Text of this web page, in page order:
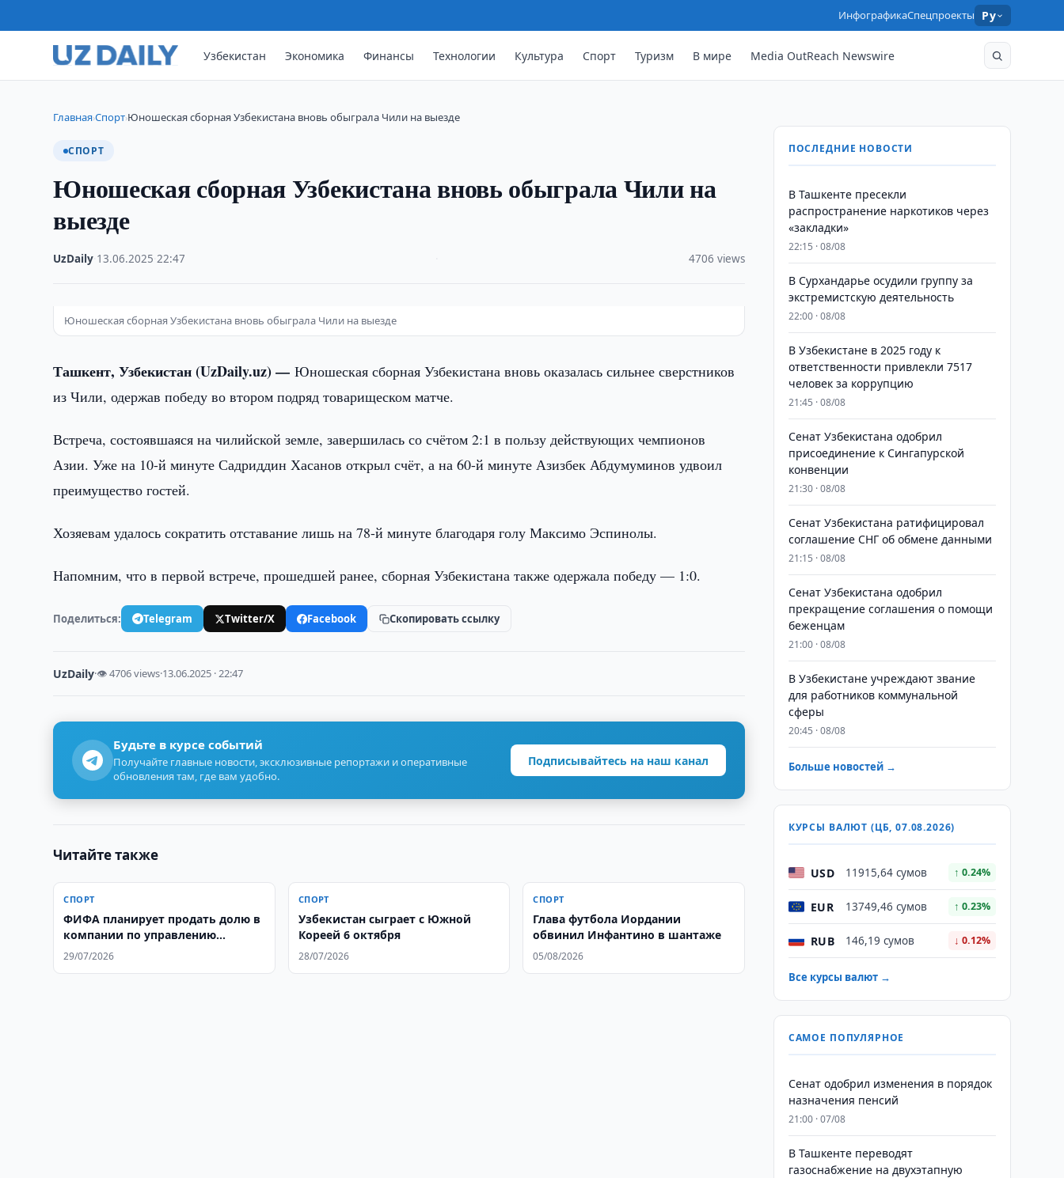
ИнфографикаСпецпроекты Ру
Узбекистан Экономика Финансы Технологии Культура Спорт Туризм В мире Media OutReach Newswire
Главная›Спорт›Юношеская сборная Узбекистана вновь обыграла Чили на выезде
СПОРТ
Юношеская сборная Узбекистана вновь обыграла Чили на
выезде
UzDaily 13.06.2025 ·22:47 4706 views
Юношеская сборная Узбекистана вновь обыграла Чили на выезде
Ташкент, Узбекистан (UzDaily.uz) —Юношеская сборная Узбекистана вновь оказалась сильнее сверстников
из Чили, одержав победу во втором подряд товарищеском матче.
Встреча, состоявшаяся на чилийской земле, завершилась со счётом 2:1 в пользу действующих чемпионов
Азии. Уже на 10-й минуте Садриддин Хасанов открыл счёт, а на 60-й минуте Азизбек Абдумуминов удвоил
преимущество гостей.
Хозяевам удалось сократить отставание лишь на 78-й минуте благодаря голу Максимо Эспинолы.
Напомним, что в первой встрече, прошедшей ранее, сборная Узбекистана также одержала победу — 1:0.
Поделиться: Telegram Twitter/X Facebook Скопировать ссылку
UzDaily·👁 4706 views·13.06.2025 · 22:47
Будьте в курсе событий
Получайте главные новости, эксклюзивные репортажи и оперативные
обновления там, где вам удобно.
Подписывайтесь на наш канал
Читайте также
СПОРТ
ФИФА планирует продать долю в
компании по управлению
турнирами
29/07/2026
СПОРТ
Узбекистан сыграет с Южной
Кореей 6 октября
28/07/2026
СПОРТ
Глава футбола Иордании
обвинил Инфантино в шантаже
05/08/2026
ПОСЛЕДНИЕ НОВОСТИ
В Ташкенте пресекли
распространение наркотиков через
«закладки»
22:15 · 08/08
В Сурхандарье осудили группу за
экстремистскую деятельность
22:00 · 08/08
В Узбекистане в 2025 году к
ответственности привлекли 7517
человек за коррупцию
21:45 · 08/08
Сенат Узбекистана одобрил
присоединение к Сингапурской
конвенции
21:30 · 08/08
Сенат Узбекистана ратифицировал
соглашение СНГ об обмене данными
21:15 · 08/08
Сенат Узбекистана одобрил
прекращение соглашения о помощи
беженцам
21:00 · 08/08
В Узбекистане учреждают звание
для работников коммунальной
сферы
20:45 · 08/08
Больше новостей →
КУРСЫ ВАЛЮТ (ЦБ, 07.08.2026)
USD 11915,64 сумов ↑ 0.24%
EUR 13749,46 сумов ↑ 0.23%
RUB 146,19 сумов ↓ 0.12%
Все курсы валют →
САМОЕ ПОПУЛЯРНОЕ
Сенат одобрил изменения в порядок
назначения пенсий
21:00 · 07/08
В Ташкенте переводят
газоснабжение на двухэтапную